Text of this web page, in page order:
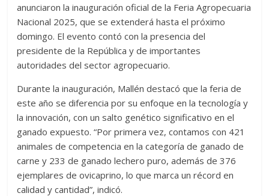
anunciaron la inauguración oficial de la Feria Agropecuaria
Nacional 2025, que se extenderá hasta el próximo
domingo. El evento contó con la presencia del
presidente de la República y de importantes
autoridades del sector agropecuario.
Durante la inauguración, Mallén destacó que la feria de
este año se diferencia por su enfoque en la tecnología y
la innovación, con un salto genético significativo en el
ganado expuesto. “Por primera vez, contamos con 421
animales de competencia en la categoría de ganado de
carne y 233 de ganado lechero puro, además de 376
ejemplares de ovicaprino, lo que marca un récord en
calidad y cantidad”, indicó.